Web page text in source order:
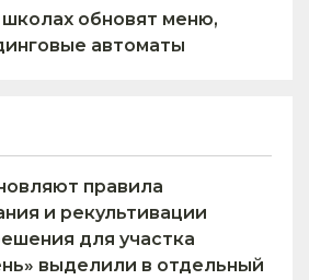
школах обновят меню,
автоматы
правила
и рекультивации
для участка
выделили в отдельный